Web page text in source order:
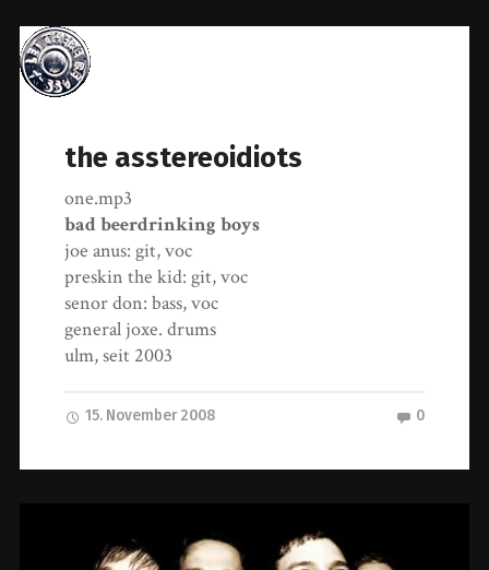
the asstereoidiots
one.mp3
bad beerdrinking boys
joe anus: git, voc
preskin the kid: git, voc
senor don: bass, voc
general joxe. drums
ulm, seit 2003
15. November 2008 0